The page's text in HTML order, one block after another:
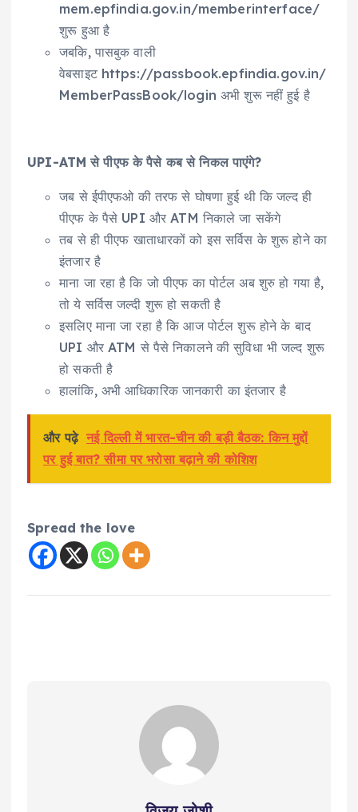
mem.epfindia.gov.in/memberinterface/
शुरू हुआ है
जबकि, पासबुक वाली
वेबसाइट https://passbook.epfindia.gov.in/
MemberPassBook/login अभी शुरू नहीं हुई है
UPI-ATM से पीएफ के पैसे कब से निकल पाएंगे?
जब से ईपीएफओ की तरफ से घोषणा हुई थी कि जल्द ही
पीएफ के पैसे UPI और ATM निकाले जा सकेंगे
तब से ही पीएफ खाताधारकों को इस सर्विस के शुरू होने का
इंतजार है
माना जा रहा है कि जो पीएफ का पोर्टल अब शुरु हो गया है,
तो ये सर्विस जल्दी शुरू हो सकती है
इसलिए माना जा रहा है कि आज पोर्टल शुरू होने के बाद
UPI और ATM से पैसे निकालने की सुविधा भी जल्द शुरू
हो सकती है
हालांकि, अभी आधिकारिक जानकारी का इंतजार है
और पढ़े नई दिल्ली में भारत-चीन की बड़ी बैठक: किन मुद्दों
पर हुई बात? सीमा पर भरोसा बढ़ाने की कोशिश
Spread the love